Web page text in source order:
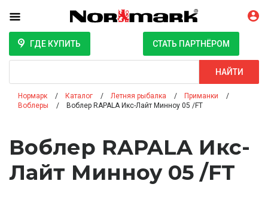
ГДЕ КУПИТЬ СТАТЬ ПАРТНЁРОМ
НАЙТИ
Нормарк Каталог Летняя рыбалка
Приманки
Воблеры
Воблер RAPALA Икс-Лайт Минноу 05 /FT
Воблер RAPALA Икс-
Лайт Минноу 05 /FT